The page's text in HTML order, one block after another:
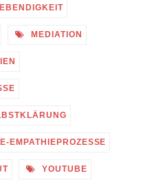
MEDIATION
EMPATHIEPROZESSE
YOUTUBE